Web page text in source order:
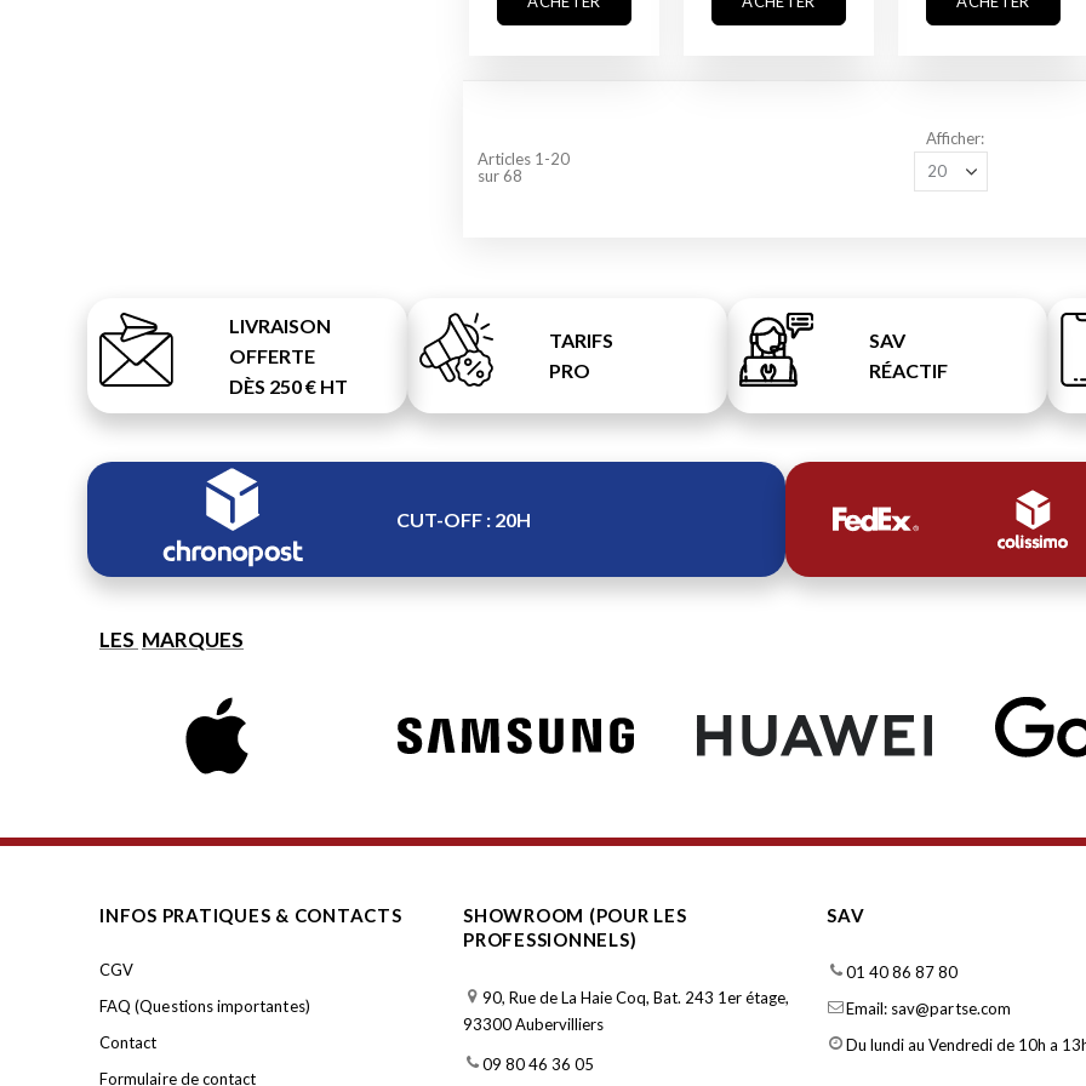
Articles 1 -20
sur 68
Afficher
LIVRAISON
OFFERTE
DÈS 250 € HT
TARIFS
PRO
SAV
RÉACTIF
CUT-OFF : 20H
LES MARQUES
INFOS PRATIQUES & CONTACTS
CGV
FAQ (Questions importantes)
Contact
Formulaire de contact
SHOWROOM (POUR LES
PROFESSIONNELS)
90, Rue de La Haie Coq, Bat. 243 1er étage,
93300 Aubervilliers
09 80 46 36 05
SAV
01 40 86 87 80
Email: sav@partse.com
Du lundi au Vendredi de 10h a